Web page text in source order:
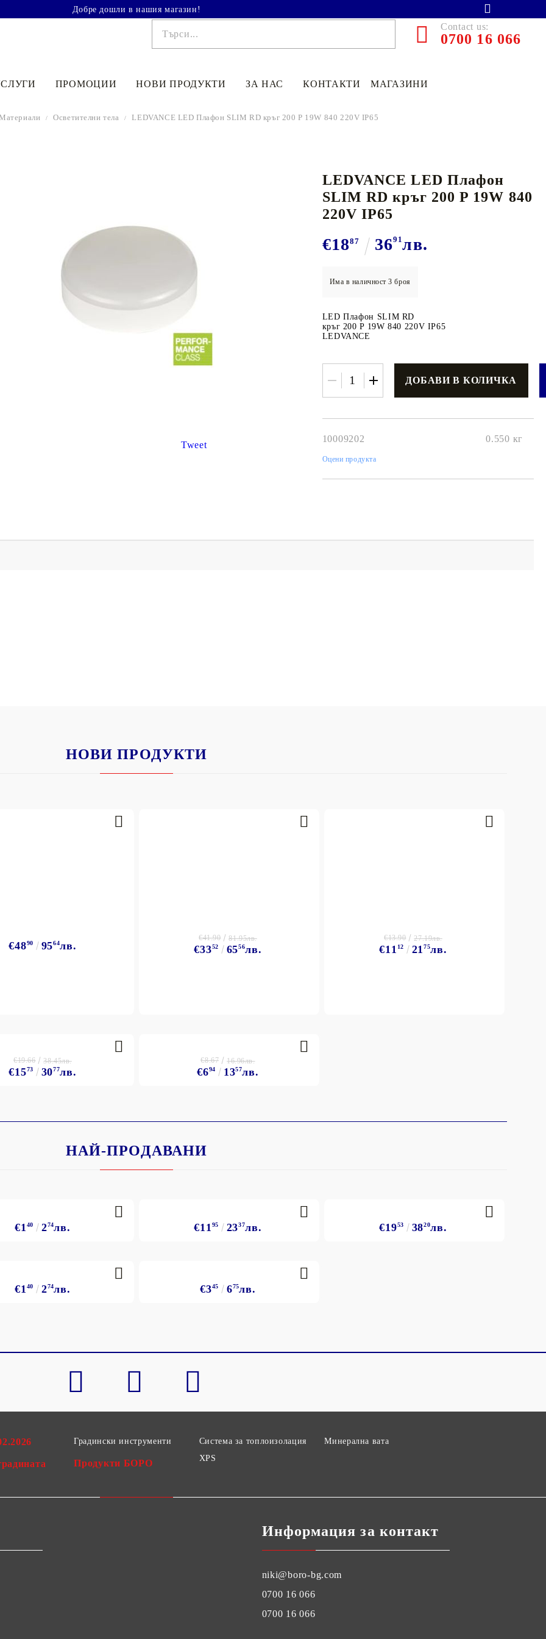
Добре дошли в нашия магазин!
Contact us:
0700 16 066
ПРОМОЦИИ НОВИ ПРОДУКТИ
лв. 52
€41.90 €13.90
€2 лв.
€3.42 6.69лв.
ЗА НАС КОНТАКТИ МАГАЗИНИ
Осветителни тела LEDVANCE LED Плафон SLIM RD кръг 200 P 19W 840 220V IP65
Tweet
LEDVANCE LED Плафон
SLIM RD кръг 200 P 19W 840
220V IP65
€1887 3691лв.
Има в наличност3 броя
LED Плафон SLIM RD
кръг 200 P 19W 840 220V IP65
LEDVANCE
10009202 0.550 кг
Оцени продукта
НОВИ ПРОДУКТИ
€4890 9564лв. €3352 6556лв.
€41.90 81.95лв.
€11 12 2175лв.
€13.90 27.19лв.
€1573 3077лв.
€19.66 38.45лв.
€694 1357лв.
€8.67 16.96лв.
НАЙ-ПРОДАВАНИ
€1 40 274лв. €11 95 2337лв. €1953 3820лв.
€1 40 274лв. €345 675лв.
Градински инструменти
Продукти БОРО
Система за топлоизолация
XPS
Минерална вата
Информация за контакт
niki@boro-bg.com
0700 16 066
0700 16 066